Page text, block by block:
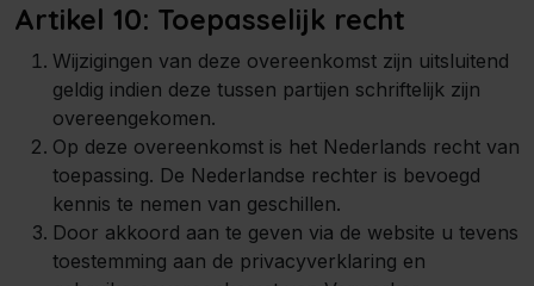
Artikel 10: Toepasselijk recht
Wijzigingen van deze overeenkomst zijn uitsluitend
geldig indien deze tussen partijen schriftelijk zijn
overeengekomen.
Op deze overeenkomst is het Nederlands recht van
toepassing. De Nederlandse rechter is bevoegd
kennis te nemen van geschillen.
Door akkoord aan te geven via de website u tevens
toestemming aan de privacyverklaring en